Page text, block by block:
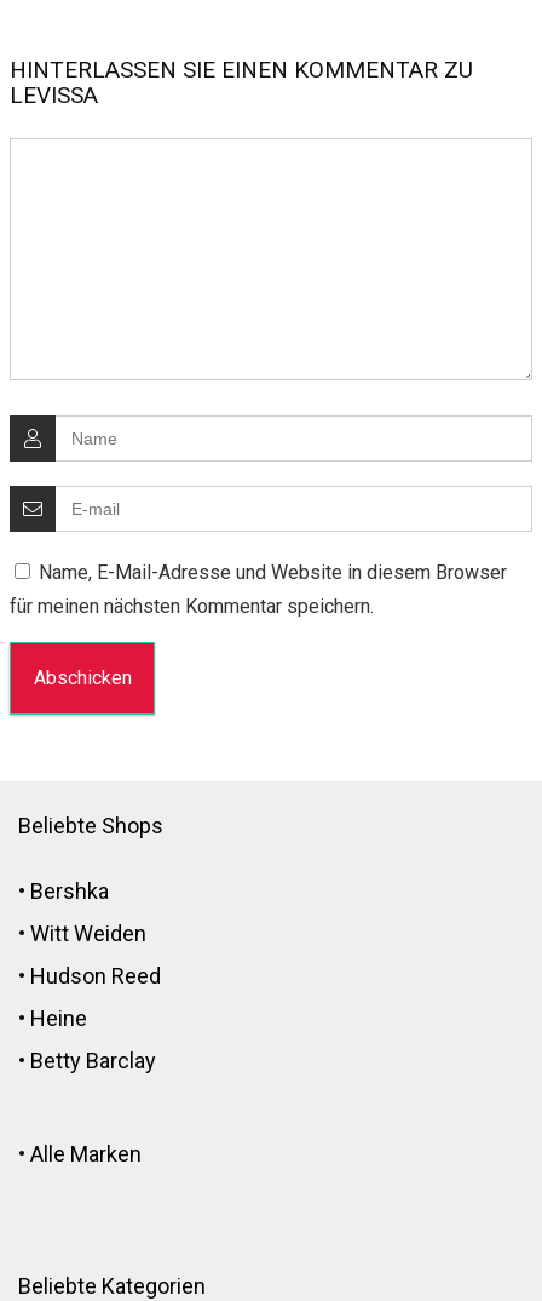
HINTERLASSEN SIE EINEN KOMMENTAR ZU
LEVISSA
Name, E-Mail-Adresse und Website in diesem Browser
für meinen nächsten Kommentar speichern.
Beliebte Shops
• Bershka
• Witt Weiden
• Hudson Reed
• Heine
• Betty Barclay
• Alle Marken
Beliebte Kategorien